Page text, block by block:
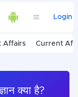
Login
Affairs Current
क्या है?